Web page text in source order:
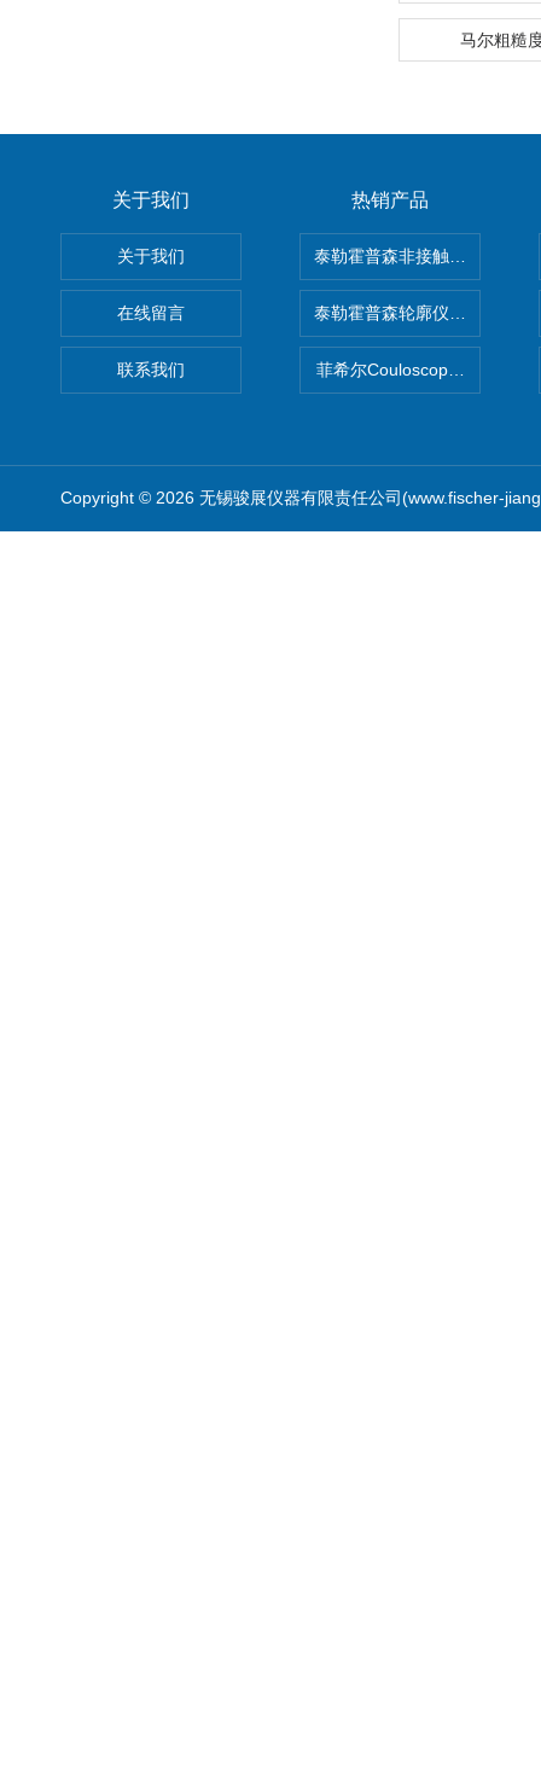
马尔粗糙
关于我们
关于我们
在线留言
联系我们
热销产品
泰勒霍普森非接触式轮廓仪
泰勒霍普森轮廓仪|TAYLOR
菲希尔Couloscope CMS2电
Copyright © 2026 无锡骏展仪器有限责任公司(www.fischer-